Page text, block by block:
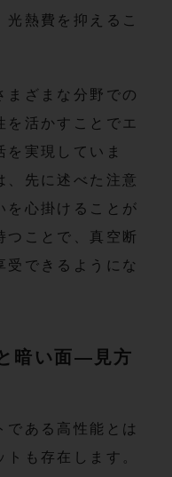
熱費を抑えるこ
まざまな分野での
活かすことでエ
を実現していま
、先に述べた注意
を心掛けることが
つことで、真空断
受できるようにな
暗い面—見方
である高性能とは
も存在します。